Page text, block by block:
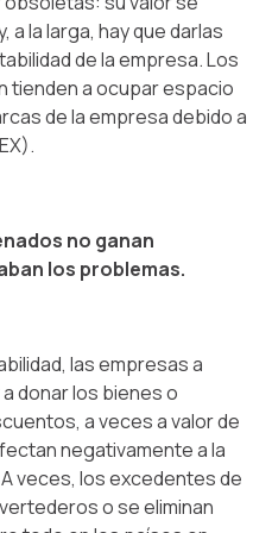
la larga, hay que darlas
de la empresa. Los
tienden a ocupar espacio
de la empresa debido a
no ganan
los problemas.
las empresas a
donar los bienes o
a veces a valor de
negativamente a la
veces, los excedentes de
o se eliminan